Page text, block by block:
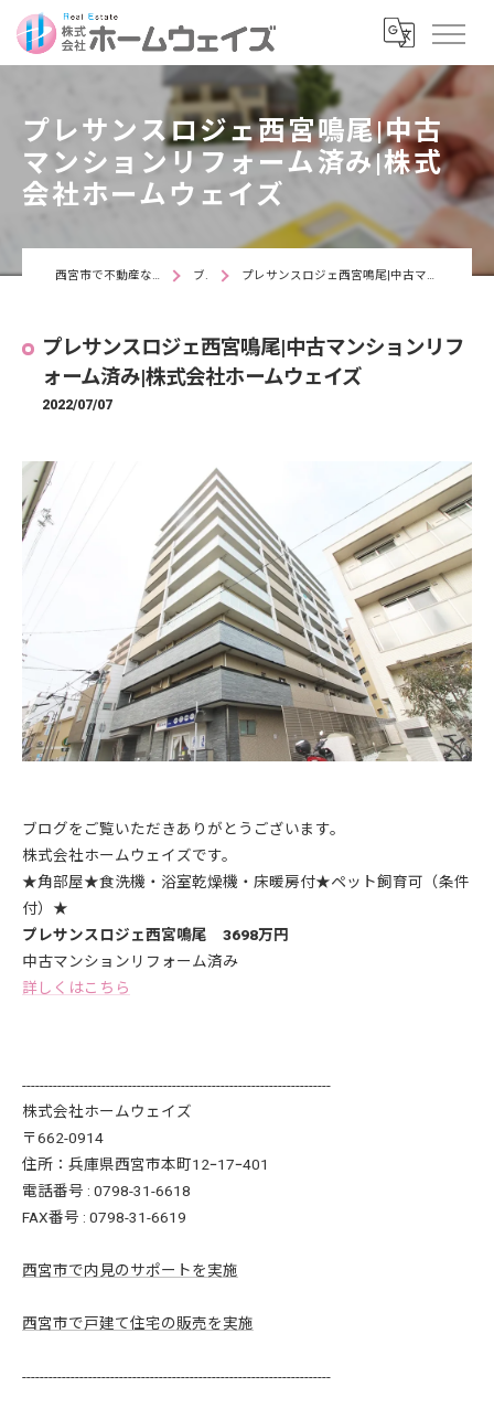
プレサンスロジェ西宮鳴尾|中古
マンションリフォーム済み|株式
会社ホームウェイズ
西宮市で不動産なら株式会社ホームウェイズ ブログ プレサンスロジェ西宮鳴尾|中古マンションリフォーム済み|株式会社ホームウェイズ
プレサンスロジェ西宮鳴尾|中古マンションリフ
ォーム済み|株式会社ホームウェイズ
2022/07/07
ブログをご覧いただきありがとうございます。
株式会社ホームウェイズです。
★角部屋★食洗機・浴室乾燥機・床暖房付★ペット飼育可（条件
付）★
プレサンスロジェ西宮鳴尾 3698万円
中古マンションリフォーム済み
詳しくはこちら
----------------------------------------------------------------------
株式会社ホームウェイズ
〒662-0914
住所：兵庫県西宮市本町12ｰ17ｰ401
電話番号 : 0798-31-6618
FAX番号 : 0798-31-6619
西宮市で内見のサポートを実施
西宮市で戸建て住宅の販売を実施
----------------------------------------------------------------------